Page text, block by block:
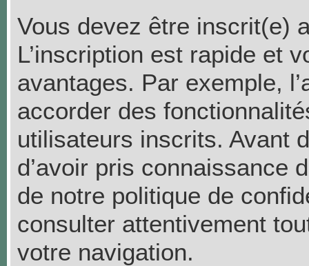
Vous devez être inscrit(e)
L’inscription est rapide et
avantages. Par exemple,
accorder des
utilisateurs inscrits. Avant
d’avoir pris connaissance
de notre politique de
consulter attentivement
votre navigation.